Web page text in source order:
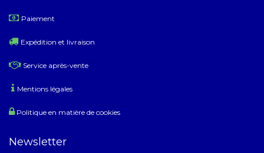
​ Paiement
Expédition et livraison
Service après-vente
Mentions légales
Politique en matière de cookies
Newsletter